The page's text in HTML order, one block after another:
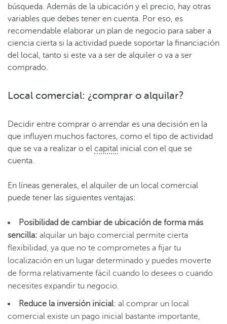
búsqueda. Además de la ubicación y el precio, hay otras
variables que debes tener en cuenta. Por eso, es
recomendable elaborar un plan de negocio para saber a
ciencia cierta si la actividad puede soportar la financiación
del local, tanto si este va a ser de alquiler o va a ser
comprado.
Local comercial: ¿comprar o alquilar?
Decidir entre comprar o arrendar es una decisión en la
que influyen muchos factores, como el tipo de actividad
que se va a realizar o el capital inicial con el que se
cuenta.
En líneas generales, el alquiler de un local comercial
puede tener las siguientes ventajas:
Posibilidad de cambiar de ubicación de forma más
sencilla: alquilar un bajo comercial permite cierta
flexibilidad, ya que no te comprometes a fijar tu
localización en un lugar determinado y puedes moverte
de forma relativamente fácil cuando lo desees o cuando
necesites expandir tu negocio.
Reduce la inversión inicial: al comprar un local
comercial existe un pago inicial bastante importante,